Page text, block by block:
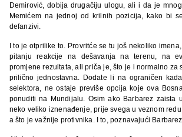
Demirović, dobija drugačiju ulogu, ali i da je
Memićem na jednoj od krilnih pozicija, kako bi
defanzivi.
I to je otprilike to. Provritće se tu još nekoliko
pitanju reakcije na dešavanja na terenu, na
promjene rezultata, ali priča je, što je i normalno za
prilično jednostavna. Dodate li na ograničen
selektora, ne ostaje previše opcija koje ova
ponuditi na Mundijalu. Osim ako Barbarez zaista
neko veliko iznenađenje, prije svega u veznom
a što je važnije protivnika. I to, poznavajući